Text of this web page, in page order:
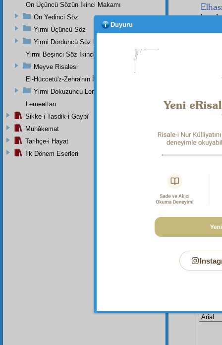
olsa
bütün
kadar
Dipnot-2
bk.
On Üçüncü Sözün İkinci Makamı
On Yedinci Söz
Yirmi Üçüncü Söz
Yirmi Dördüncü Söz Beşinci Dal
Yirmi Beşinci Söz İkinci Cilve
Meyve Risalesi
El-Hüccetü'z-Zehra'nın İkinci Makamı
Yirmi Dokuzuncu Lem'a İkinci Bab
Lemeattan
Sikke-i Tasdik-i Gaybî
Muhâkemat
Tarihçe-i Hayat
İlk Dönem Eserleri
Duyuru